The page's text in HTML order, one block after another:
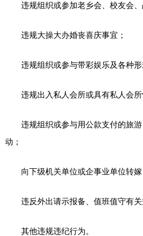
违规组织或参加老乡会、校友会、
违规大操大办婚丧喜庆事宜；
违规组织或参与带彩娱乐及各种形
违规出入私人会所或具有私人会所
违规组织或参与用公款支付的旅游
动；
向下级机关单位或企事业单位转嫁
违反外出请示报备、值班值守有关
其他违规违纪行为。